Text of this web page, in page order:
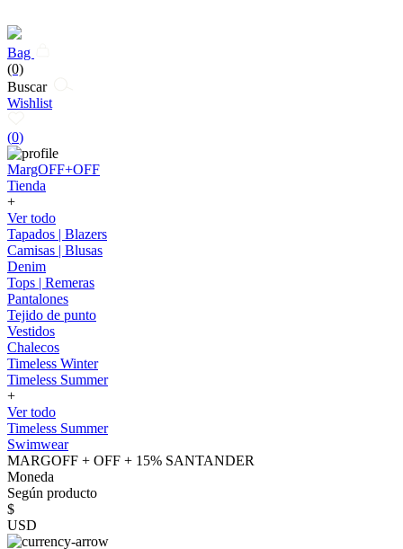
Bag
(0)
Buscar
Wishlist
(0)
MargOFF+OFF
Tienda
+
Ver todo
Tapados | Blazers
Camisas | Blusas
Denim
Tops | Remeras
Pantalones
Tejido de punto
Vestidos
Chalecos
Timeless Winter
Timeless Summer
+
Ver todo
Timeless Summer
Swimwear
MARGOFF + OFF + 15% SANTANDER
Moneda
Según producto
$
USD